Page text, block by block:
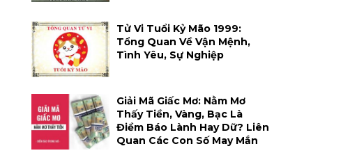
Tử Vi Tuổi Kỷ Mão 1999:
Tổng Quan Về Vận Mệnh,
Tình Yêu, Sự Nghiệp
Giải Mã Giấc Mơ: Nằm Mơ
Thấy Tiền, Vàng, Bạc Là
Điềm Báo Lành Hay Dữ? Liên
Quan Các Con Số May Mắn